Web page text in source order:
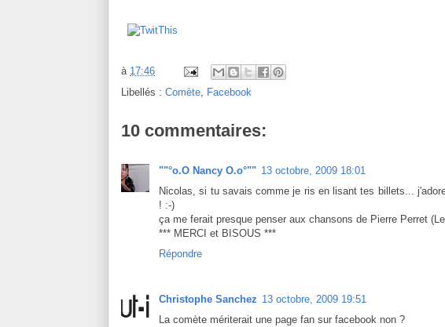
à 17:46
Libellés : Comète Facebook
10 commentaires:
""°o.O Nancy O.o°"" 13 octobre, 2009 18:01
Nicolas, si tu savais comme je ris en lisant tes billets...
! :-)
ça me ferait presque penser aux chansons de Pierre Perret
*** MERCI et BISOUS ***
Répondre
Christophe Sanchez 13 octobre, 2009 19:51
La comète mériterait une page fan sur facebook non ?